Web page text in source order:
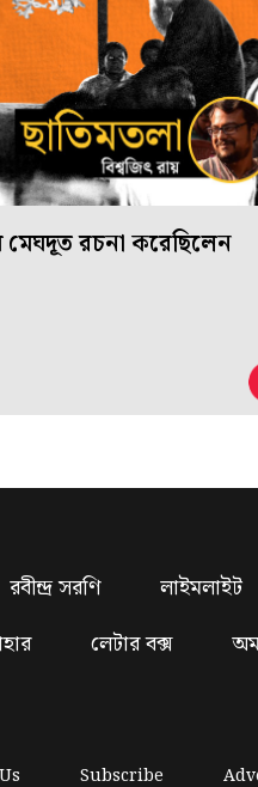
রচনা করেছিলেন
রবীন্দ্র সরণি লাইমলাইট
লেটার বক্স
Subscribe